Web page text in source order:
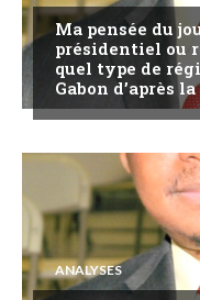
Ma pensée du
présidentiel ou
quel type de
Gabon d’après
ANALYSES